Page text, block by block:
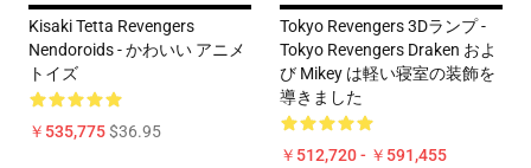
Kisaki Tetta Revengers
Nendoroids - かわいい アニメ
トイズ
￥535,775$36.95
Tokyo Revengers 3Dランプ -
Tokyo Revengers Draken およ
び Mikey は軽い寝室の装飾を
導きました
￥512,720 - ￥591,455